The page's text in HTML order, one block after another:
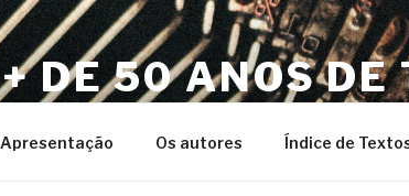
+ DE 50 ANOS DE
Apresentação Os autores Índice de